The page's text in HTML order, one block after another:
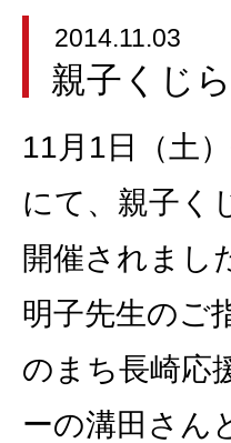
2014.11.03
親子くじ
11月1日（土
にて、親子く
開催されまし
明子先生のご
のまち長崎応
ーの溝田さん